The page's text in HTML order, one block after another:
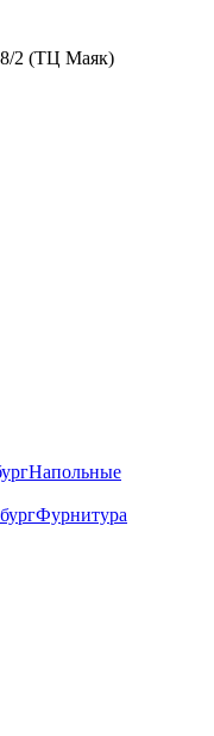
2 (ТЦ Маяк)
Напольные
Фурнитура